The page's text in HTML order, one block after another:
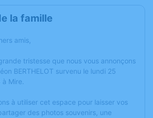
la famille
amis,
tristesse que nous vous annonçons
BERTHELOT survenu le lundi 25
Mire.
à utiliser cet espace pour laisser vos
des photos souvenirs, une